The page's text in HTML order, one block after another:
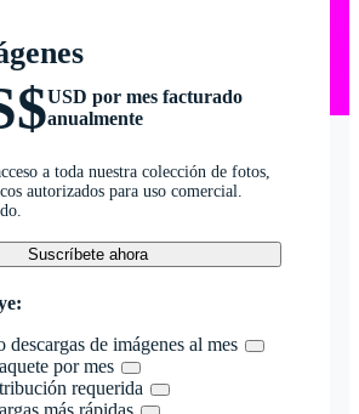
USD por mes facturado
anualmente
a toda nuestra colección de fotos,
autorizados para uso comercial.
Suscríbete ahora
descargas de imágenes al mes
por mes
requerida
más rápidas